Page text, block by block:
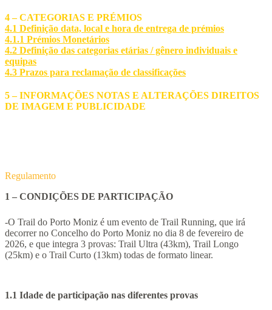
4 – CATEGORIAS E PRÉMIOS
4.1 Definição data, local e hora de entrega de prémios
4.1.1 Prémios Monetários
4.2 Definição das categorias etárias / gênero individuais e
equipas
4.3 Prazos para reclamação de classificações
5 – INFORMAÇÕES NOTAS E ALTERAÇÕES DIREITOS
DE IMAGEM E PUBLICIDADE
Regulamento
1 – CONDIÇÕES DE PARTICIPAÇÃO
-O Trail do Porto Moniz é um evento de Trail Running, que irá
decorrer no Concelho do Porto Moniz no dia 8 de fevereiro de
2026, e que integra 3 provas: Trail Ultra (43km), Trail Longo
(25km) e o Trail Curto (13km) todas de formato linear.
1.1 Idade de participação nas diferentes provas